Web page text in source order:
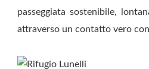
passeggiata sostenibile,
attraverso un contatto vero